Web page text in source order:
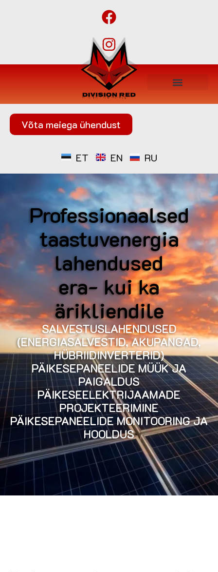
ET EN RU
Võta meiega ühendust
SALVESTUSLAHENDUSED
(ENERGIASALVESTID, AKUPANGAD,
HÜBRIIDINVERTERID)
PÄIKESEPANEELIDE MÜÜK JA
PAIGALDUS
PÄIKESEELEKTRIJAAMADE
PROJEKTEERIMINE
PÄIKESEPANEELIDE MONITOORING JA
HOOLDUS
Professionaalsed
taastuvenergia
lahendused
era- kui ka
ärikliendile